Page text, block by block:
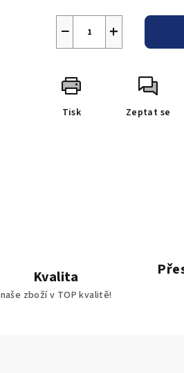
+
−
Tisk Zeptat se
Kvalita
naše zboží v TOP kvalitě!